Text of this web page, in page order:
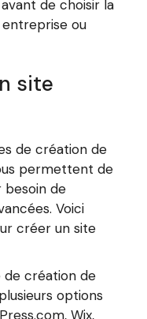
de choisir la
ou
site
de création de
permettent de
besoin de
Voici
créer un site
de création de
options
Wix,